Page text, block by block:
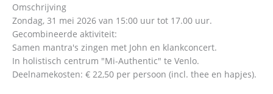
Omschrijving
Zondag, 31 mei 2026 van 15:00 uur tot 17.00 uur.
Gecombineerde aktiviteit:
Samen mantra's zingen met John en klankconcert.
In holistisch centrum "Mi-Authentic" te Venlo.
Deelnamekosten: € 22,50 per persoon (incl. thee en hapjes).